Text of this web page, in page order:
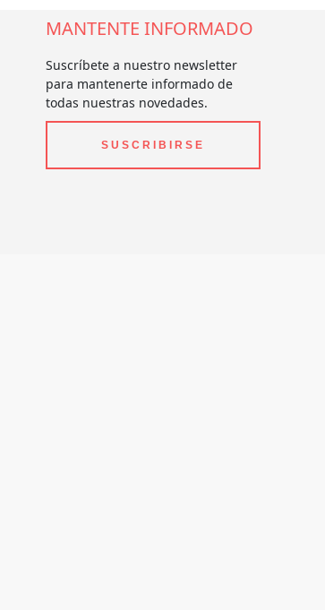
MANTENTE INFORMADO
Suscríbete a nuestro newsletter
para mantenerte informado de
todas nuestras novedades.
SUSCRIBIRSE